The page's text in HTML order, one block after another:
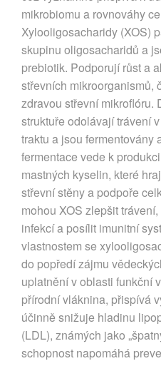
mikrobiomu a rovnováhy
Xylooligosacharidy (XOS)
skupinu oligosacharidů a
prebiotik. Podporují růst a
střevních mikroorganismů,
zdravou střevní mikroflóru.
struktuře odolávají trávení
traktu a jsou fermentovány
fermentace vede k
mastných kyselin, které
střevní stěny a podpoře
mohou XOS zlepšit
infekcí a posílit imunitní
vlastnostem se
do popředí zájmu
uplatnění v oblasti funkční
přírodní vláknina, přispívá
účinně snižuje hladinu
(LDL), známých jako
schopnost napomáhá